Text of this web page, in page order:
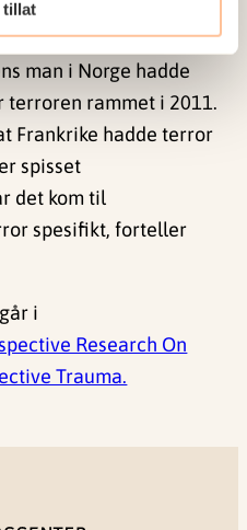
tillatå forstå eksisterende
flere større og
man i Norge hadde
rammet i 2011.
Frankrike hadde terror
spisset
det kom til
spesifikt, forteller
i
Research On
Trauma.